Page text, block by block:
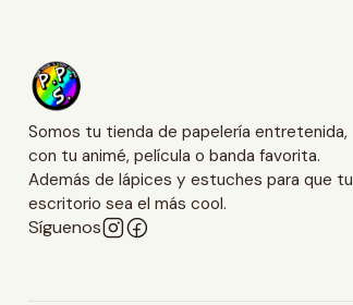
Somos tu tienda de papelería entretenida,
con tu animé, película o banda favorita.
Además de lápices y estuches para que tu
escritorio sea el más cool.
Síguenos